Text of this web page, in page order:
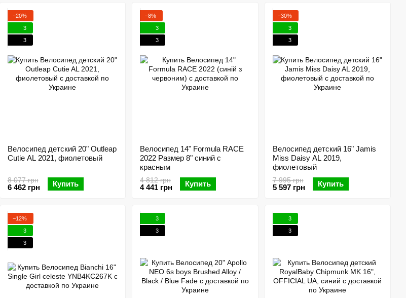
−20%
3
3
Велосипед детский 20" Outleap
Cutie AL 2021, фиолетовый
8 077 грн
6 462 грн Купить
−8%
3
3
Велосипед 14" Formula RACE
2022 Размер 8" синий с
красным
4 812 грн
4 441 грн Купить
−30%
3
3
Велосипед детский 16" Jamis
Miss Daisy AL 2019,
фиолетовый
7 995 грн
5 597 грн Купить
−12%
3
3
3
3
3
3